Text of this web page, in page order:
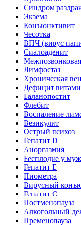
Синдром
Экзема
Конъюнктивит
Чесотка
ВПЧ (вирус
Сиалоаденит
Лимфостаз
Хроническая
Дефицит
Баланопостит
Флебит
Воспаление
Везикулит
Острый психоз
Гепатит D
Аноргазмия
Бесплодие у
Гепатит E
Пиометра
Вирусный
Гепатит C
Постменопауза
Алкогольный
Пременопауза